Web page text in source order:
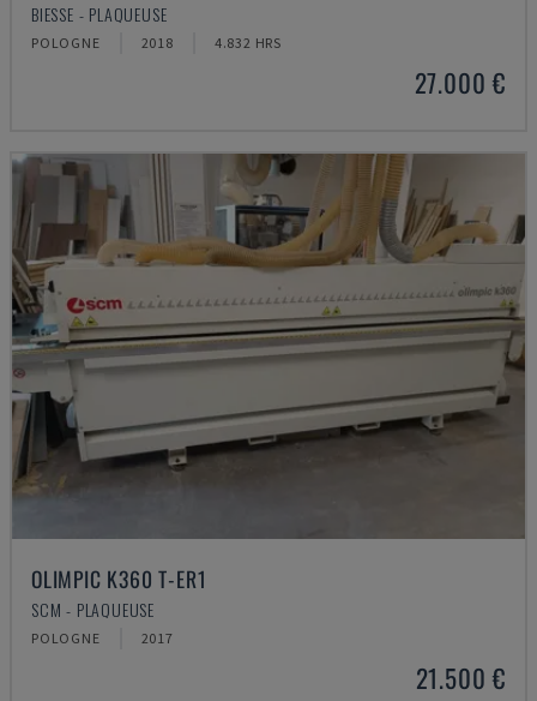
BIESSE - PLAQUEUSE
POLOGNE 2018 4.832 HRS
27.000 €
OLIMPIC K360 T-ER1
SCM - PLAQUEUSE
POLOGNE 2017
21.500 €